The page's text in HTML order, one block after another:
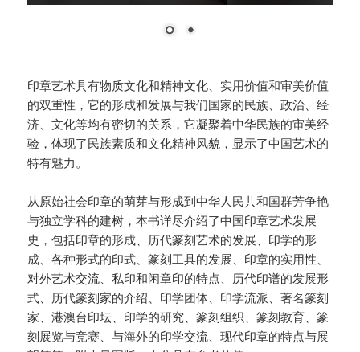
印章艺术具有物质文化和精神文化、实用价值和审美价值
的双重性，它的形成和发展与我们国家的民族、政治、经
济、文化等均有密切的关系，它凝聚着中华民族的审美经
验，体现了民族素质和文化精神风貌，显示了中国艺术的
特有魅力。
从原始社会印章的萌芽与形成到中华人民共和国群芳争艳
与独立学科的建树，本书详尽介绍了中国印章艺术发展
史，包括印章的形成、历代篆刻艺术的发展、印学的形
成、各种形式的印式、篆刻工具的发展、印章的实用性、
对外艺术交流、私印和闲章印的特点、历代印谱的发展形
式、历代篆刻家的介绍、印学团体、印学流派、著名篆刻
家、港澳台印坛、印学的研究、篆刻组织、篆刻教育、篆
刻展览与竞赛、与海外的印学交流、现代印章的特点与展